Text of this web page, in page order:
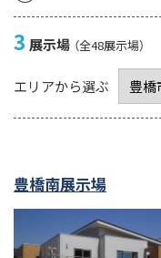
3 展示場 （全48展示場）
エリアから選ぶ
豊橋南展示場